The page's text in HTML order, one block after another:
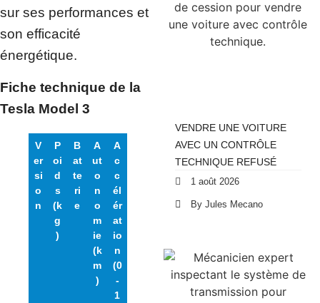
sur ses performances et
son efficacité
énergétique.
Fiche technique de la
Tesla Model 3
V
er
si
o
n
P
oi
d
s
(k
g
)
B
at
te
ri
e
A
ut
o
n
o
m
ie
(k
m
)
A
c
c
él
ér
at
io
n
(0
-
1
VENDRE UNE VOITURE
AVEC UN CONTRÔLE
TECHNIQUE REFUSÉ
1 août 2026
By Jules Mecano